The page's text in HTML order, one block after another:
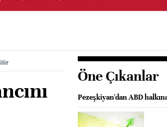
Öne Çıkanlar
Pezeşkiyan'dan ABD